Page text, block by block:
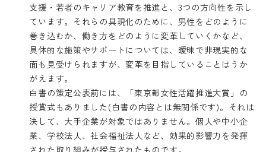
支援・若者のキャリア教育を推進と、3つの方向性を示し
ています。それらの具現化のために、男性をどのように
巻き込むか、働き方をどのように変革していくかなど、
具体的な施策やサポートについては、曖昧で非現実的な
面も見受けられますが、変革を目指していることはうか
がえます。
白書の策定公表前には、「東京都女性活躍推進大賞」の
授賞式もありました(白書の内容とは無関係です)。それは
決して、大手企業が対象ではありません。個人や中小企
業、学校法人、社会福祉法人など、効果的影響力を発揮
された取り組みが授与されたものです。